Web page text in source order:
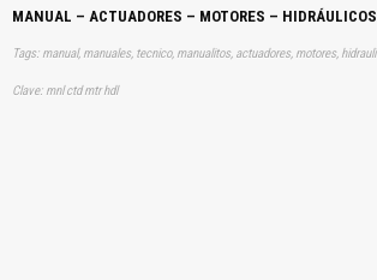
MANUAL – ACTUADORES – MOTORES – HIDRÁULICOS
Clave: mnl ctd mtr hdl